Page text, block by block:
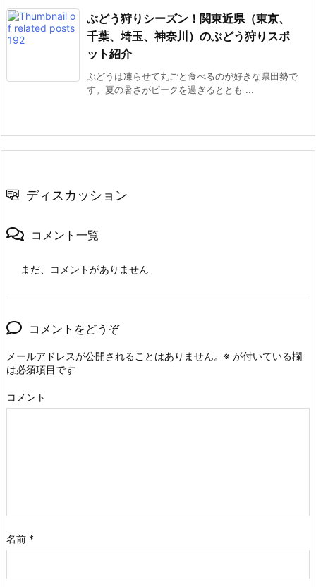
ぶどう狩りシーズン！関東近県（東京、
千葉、埼玉、神奈川）のぶどう狩りスポ
ット紹介
ぶどうは凍らせて丸ごと食べるのが好きな県田勢で
す。夏の暑さがピークを過ぎるととも ...
ディスカッション
コメント一覧
まだ、コメントがありません
コメントをどうぞ
メールアドレスが公開されることはありません。 ※ が付いている欄
は必須項目です
コメント
名前 *